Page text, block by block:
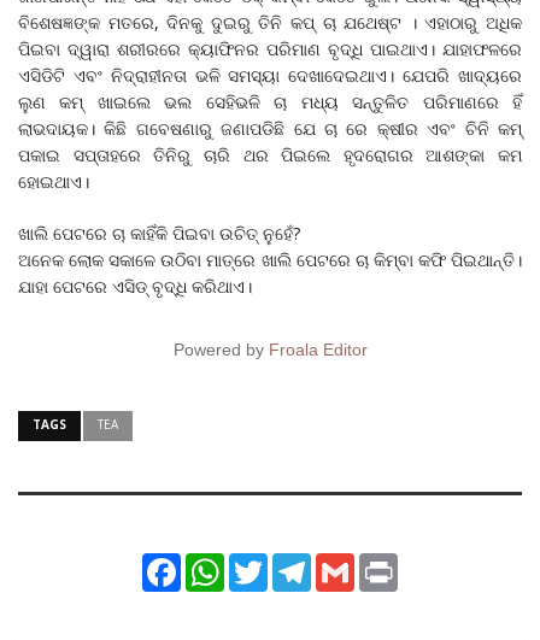
ବିଶେଷଜ୍ଞଙ୍କ ମତରେ, ଦିନକୁ ଦୁଇରୁ ତିନି କପ୍ ଚା ଯଥେଷ୍ଟ । ଏହାଠାରୁ ଅଧିକ
ପିଇବା ଦ୍ୱାରା ଶରୀରରେ କ୍ୟାଫିନର ପରିମାଣ ବୃଦ୍ଧି ପାଇଥାଏ। ଯାହାଫଳରେ
ଏସିଡିଟି ଏବଂ ନିଦ୍ରାହୀନତା ଭଳି ସମସ୍ୟା ଦେଖାଦେଇଥାଏ। ଯେପରି ଖାଦ୍ୟରେ
ଲୁଣ କମ୍ ଖାଇଲେ ଭଲ ସେହିଭଳି ଚା ମଧ୍ୟ ସନ୍ତୁଳିତ ପରିମାଣରେ ହିଁ
ଲାଭଦାୟକ। କିଛି ଗବେଷଣାରୁ ଜଣାପଡିଛି ଯେ ଚା ରେ କ୍ଷୀର ଏବଂ ଚିନି କମ୍
ପକାଇ ସପ୍ତାହରେ ତିନିରୁ ଚାରି ଥର ପିଇଲେ ହୃଦରୋଗର ଆଶଙ୍କା କମ
ହୋଇଥାଏ।
ଖାଲି ପେଟରେ ଚା କାହିଁକି ପିଇବା ଉଚିତ୍ ନୁହେଁ?
ଅନେକ ଲୋକ ସକାଳେ ଉଠିବା ମାତ୍ରେ ଖାଲି ପେଟରେ ଚା କିମ୍ବା କଫି ପିଇଥାନ୍ତି।
ଯାହା ପେଟରେ ଏସିଡ୍ ବୃଦ୍ଧି କରିଥାଏ।
Powered by Froala Editor
TAGS TEA
FacebookWhatsApp
TwitterTelegram
Gmail